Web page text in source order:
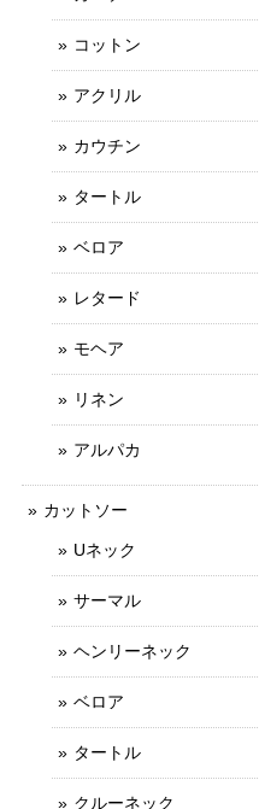
コットン
アクリル
カウチン
タートル
ベロア
レタード
モヘア
リネン
アルパカ
カットソー
Uネック
サーマル
ヘンリーネック
ベロア
タートル
クルーネック